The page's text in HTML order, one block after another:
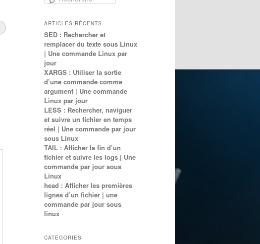
ARTICLES RÉCENTS
SED : Rechercher et
remplacer du texte sous Linux
| Une commande Linux par
jour
XARGS : Utiliser la sortie
d’une commande comme
argument | Une commande
Linux par jour
LESS : Rechercher, naviguer
et suivre un fichier en temps
réel | Une commande par jour
sous Linux
TAIL : Afficher la fin d’un
fichier et suivre les logs | Une
commande par jour sous
Linux
head : Afficher les premières
lignes d’un fichier | une
commande par jour sous
linux
CATÉGORIES